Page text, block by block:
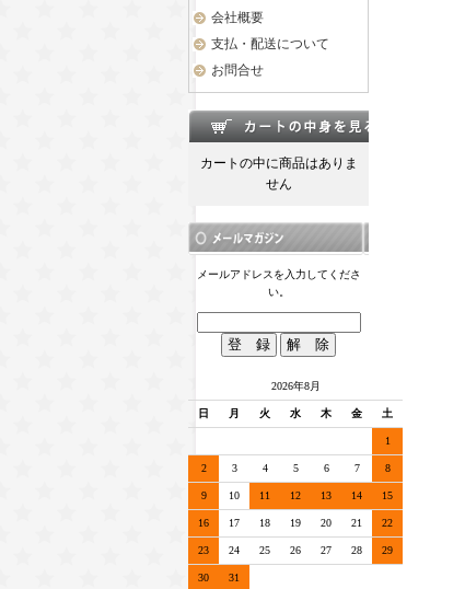
会社概要
支払・配送について
お問合せ
カートの中に商品はありま
せん
メールアドレスを入力してくださ
い。
2026年8月
日 月 火 水 木 金 土
1
2 3 4 5 6 7 8
9 10 11 12 13 14 15
16 17 18 19 20 21 22
23 24 25 26 27 28 29
30 31